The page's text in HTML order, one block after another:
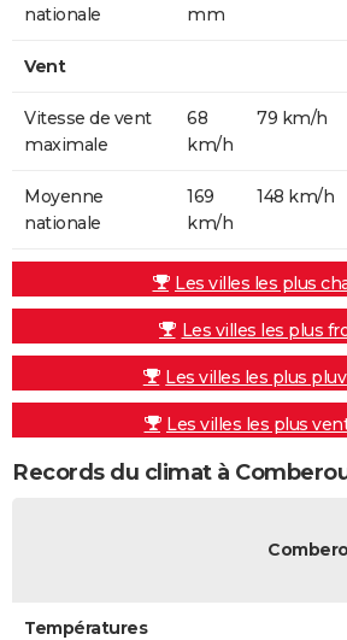
nationale
mm
Vent
Vitesse de vent
maximale
68
km/h
79 km/h
Moyenne
nationale
169
km/h
148 km/h
Les villes les plus
Les villes les plus
Les villes les plus
Les villes les plus
Records du climat à
Températures